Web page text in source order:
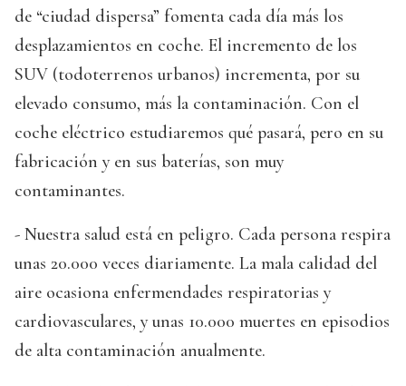
de “ciudad dispersa” fomenta cada día más los
desplazamientos en coche. El incremento de los
SUV (todoterrenos urbanos) incrementa, por su
elevado consumo, más la contaminación. Con el
coche eléctrico estudiaremos qué pasará, pero en su
fabricación y en sus baterías, son muy
contaminantes.
- Nuestra salud está en peligro. Cada persona respira
unas 20.000 veces diariamente. La mala calidad del
aire ocasiona enfermendades respiratorias y
cardiovasculares, y unas 10.000 muertes en episodios
de alta contaminación anualmente.